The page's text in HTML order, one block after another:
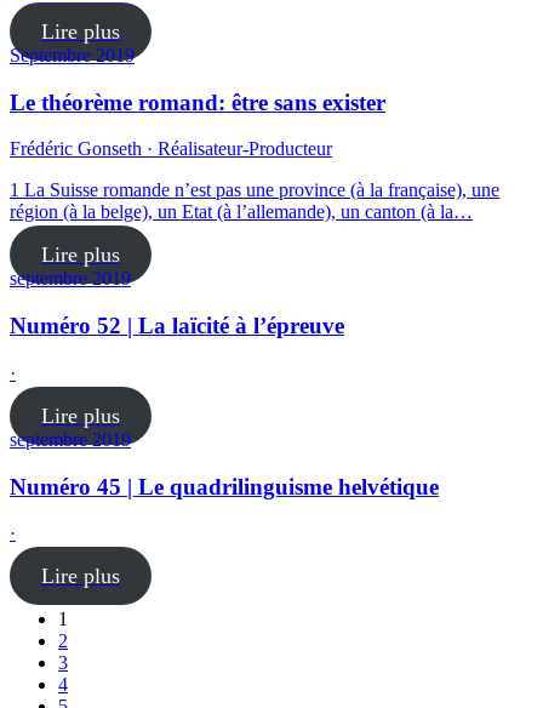
Lire plus
Septembre 2019
Le théorème romand: être sans exister
Frédéric Gonseth · Réalisateur-Producteur
1 La Suisse romande n’est pas une province (à la française), une
région (à la belge), un Etat (à l’allemande), un canton (à la…
Lire plus
septembre 2019
Numéro 52 | La laïcité à l’épreuve
·
Lire plus
septembre 2019
Numéro 45 | Le quadrilinguisme helvétique
·
Lire plus
1
2
3
4